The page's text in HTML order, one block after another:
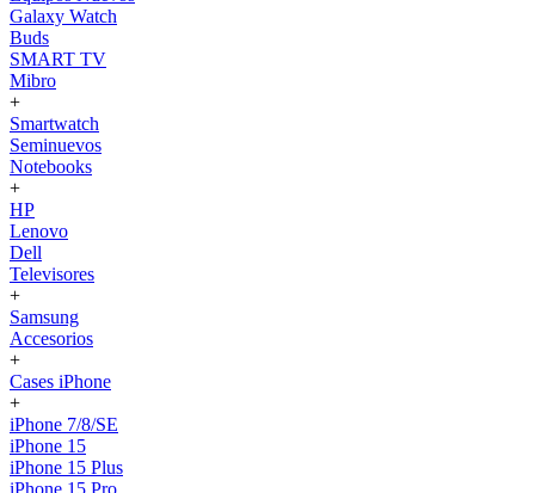
Galaxy Watch
Buds
SMART TV
Mibro
+
Smartwatch
Seminuevos
Notebooks
+
HP
Lenovo
Dell
Televisores
+
Samsung
Accesorios
+
Cases iPhone
+
iPhone 7/8/SE
iPhone 15
iPhone 15 Plus
iPhone 15 Pro